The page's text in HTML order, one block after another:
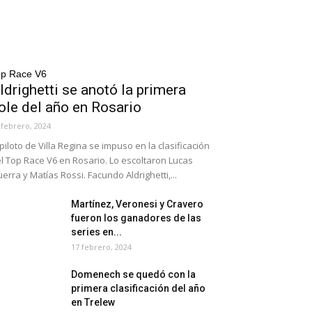
Race V6
se anotó la primera
del año en Rosario
febrero, 2024
de Villa Regina se impuso en la clasificación
Top Race V6 en Rosario. Lo escoltaron Lucas
y Matías Rossi. Facundo Aldrighetti,...
Martínez, Veronesi y Cravero
fueron los ganadores de las
series en...
17 febrero, 2024
Domenech se quedó con la
primera clasificación del año
en Trelew